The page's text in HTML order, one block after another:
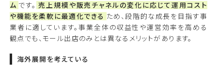
ム です。 売上規模や販売チャネルの変化に応じて運用コスト
や機能を柔軟に最適化できる ため、段階的な成長を目指す事
業者に適しています。事業全体の収益性や運営効率を高める
観点でも、モール出店のみとは異なるメリットがあります。
海外展開を考えている